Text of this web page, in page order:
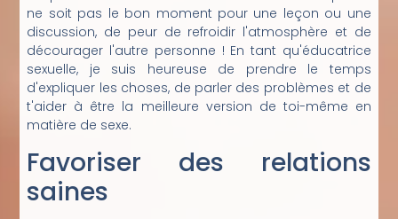
ne soit pas le bon moment pour une leçon ou une
discussion, de peur de refroidir l'atmosphère et de
décourager l'autre personne ! En tant qu'éducatrice
sexuelle, je suis heureuse de prendre le temps
d'expliquer les choses, de parler des problèmes et de
t'aider à être la meilleure version de toi-même en
matière de sexe.
Favoriser des relations
saines